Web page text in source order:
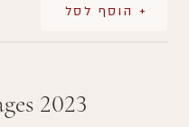
+ הוסף לסל
2023